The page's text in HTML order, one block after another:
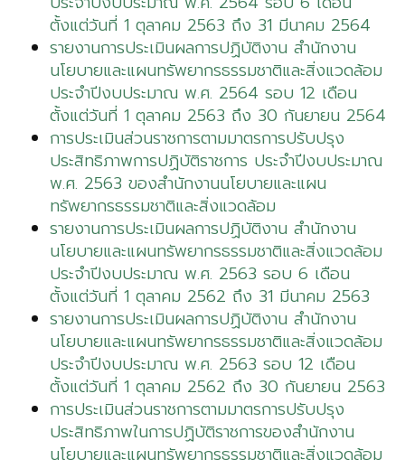
ตั้งแต่วันที่ 1 ตุลาคม 2563 ถึง 31 มีนาคม 2564
รายงานการประเมินผลการปฏิบัติงาน สำนักงาน
นโยบายและแผนทรัพยากรธรรมชาติและสิ่งแวดล้อม
ประจำปีงบประมาณ พ.ศ. 2564 รอบ 12 เดือน
ตั้งแต่วันที่ 1 ตุลาคม 2563 ถึง 30 กันยายน 2564
การประเมินส่วนราชการตามมาตรการปรับปรุง
ประสิทธิภาพการปฏิบัติราชการ ประจำปีงบประมาณ
พ.ศ. 2563 ของสำนักงานนโยบายและแผน
ทรัพยากรธรรมชาติและสิ่งแวดล้อม
รายงานการประเมินผลการปฏิบัติงาน สำนักงาน
นโยบายและแผนทรัพยากรธรรมชาติและสิ่งแวดล้อม
ประจำปีงบประมาณ พ.ศ. 2563 รอบ 6 เดือน
ตั้งแต่วันที่ 1 ตุลาคม 2562 ถึง 31 มีนาคม 2563
รายงานการประเมินผลการปฏิบัติงาน สำนักงาน
นโยบายและแผนทรัพยากรธรรมชาติและสิ่งแวดล้อม
ประจำปีงบประมาณ พ.ศ. 2563 รอบ 12 เดือน
ตั้งแต่วันที่ 1 ตุลาคม 2562 ถึง 30 กันยายน 2563
การประเมินส่วนราชการตามมาตรการปรับปรุง
ประสิทธิภาพในการปฏิบัติราชการของสำนักงาน
นโยบายและแผนทรัพยากรธรรมชาติและสิ่งแวดล้อม